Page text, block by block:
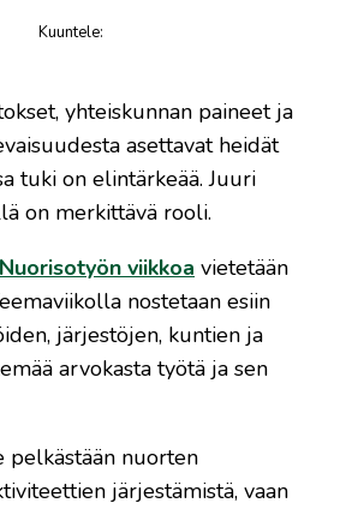
Kuuntele:
yhteiskunnan paineet ja
asettavat heidät
tuki on elintärkeää. Juuri
on merkittävä rooli.
Nuorisotyön viikkoa vietetään
nostetaan esiin
järjestöjen, kuntien ja
arvokasta työtä ja sen
pelkästään nuorten
järjestämistä, vaan